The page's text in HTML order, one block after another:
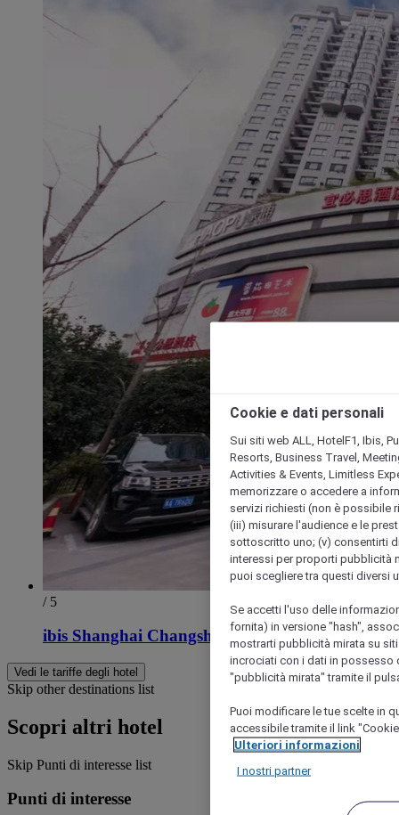
/ 5
ibis Shanghai Changshou Road Hotel
Vedi le tariffe degli hotel
Skip other destinations list
Scopri altri hotel
Skip Punti di interesse list
Punti di interesse
Cookie e dati personali
Sui siti web ALL, HotelF1, Ibis,
Resorts, Business Travel,
Activities & Events, Limitless
memorizzare o accedere a
servizi richiesti (non è possibile
(iii) misurare l'audience e le
sottoscritto uno; (v) consentirti
interessi per proporti pubblicità
puoi scegliere tra questi diversi
Se accetti l'uso delle
fornita) in versione "hash",
mostrarti pubblicità mirata su
incrociati con i dati in possesso
"pubblicità mirata" tramite il
Puoi modificare le tue scelte in
accessibile tramite il link
Ulteriori informazioni
I nostri partner